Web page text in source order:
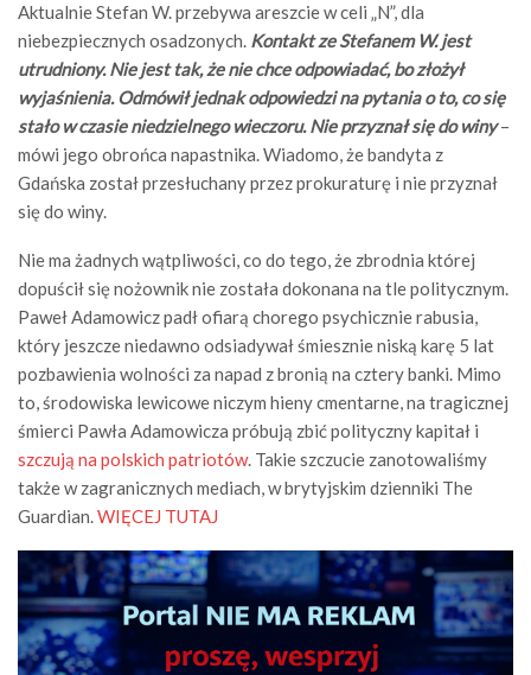
Aktualnie Stefan W. przebywa areszcie w celi „N”, dla
niebezpiecznych osadzonych. Kontakt ze Stefanem W. jest
utrudniony. Nie jest tak, że nie chce odpowiadać, bo złożył
wyjaśnienia. Odmówił jednak odpowiedzi na pytania o to, co się
stało w czasie niedzielnego wieczoru. Nie przyznał się do winy–
mówi jego obrońca napastnika. Wiadomo, że bandyta z
Gdańska został przesłuchany przez prokuraturę i nie przyznał
się do winy.
Nie ma żadnych wątpliwości, co do tego, że zbrodnia której
dopuścił się nożownik nie została dokonana na tle politycznym.
Paweł Adamowicz padł ofiarą chorego psychicznie rabusia,
który jeszcze niedawno odsiadywał śmiesznie niską karę 5 lat
pozbawienia wolności za napad z bronią na cztery banki. Mimo
to, środowiska lewicowe niczym hieny cmentarne, na tragicznej
śmierci Pawła Adamowicza próbują zbić polityczny kapitał i
szczują na polskich patriotów. Takie szczucie zanotowaliśmy
także w zagranicznych mediach, w brytyjskim dzienniki The
Guardian.WIĘCEJ TUTAJ